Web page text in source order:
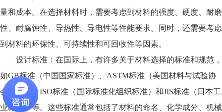
量和成本。在选择材料时，需要考虑到材料的强度、硬度、耐磨
性、耐腐蚀性、导热性、导电性等性能要求。同时，还需要考虑
到材料的环保性、可持续性和可回收性等因素。
设计标准：在国际上，有许多关于材料选择的标准和规范，
如GB标准（中国国家标准）、ASTM标准（美国材料与试验协
会标准）、ISO标准（国际标准化组织标准）和JIS标准（日本工
业标准）等。这些标准通常包括了材料的命名、化学成分、机械